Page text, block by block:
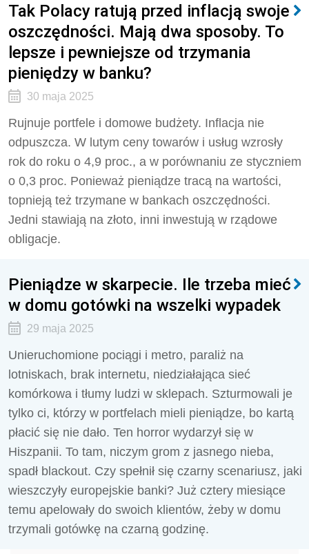
Tak Polacy ratują przed inflacją swoje
oszczędności. Mają dwa sposoby. To
lepsze i pewniejsze od trzymania
pieniędzy w banku?
30 maja 2025
Rujnuje portfele i domowe budżety. Inflacja nie
odpuszcza. W lutym ceny towarów i usług wzrosły
rok do roku o 4,9 proc., a w porównaniu ze styczniem
o 0,3 proc. Ponieważ pieniądze tracą na wartości,
topnieją też trzymane w bankach oszczędności.
Jedni stawiają na złoto, inni inwestują w rządowe
obligacje.
Pieniądze w skarpecie. Ile trzeba mieć
w domu gotówki na wszelki wypadek
29 maja 2025
Unieruchomione pociągi i metro, paraliż na
lotniskach, brak internetu, niedziałająca sieć
komórkowa i tłumy ludzi w sklepach. Szturmowali je
tylko ci, którzy w portfelach mieli pieniądze, bo kartą
płacić się nie dało. Ten horror wydarzył się w
Hiszpanii. To tam, niczym grom z jasnego nieba,
spadł blackout. Czy spełnił się czarny scenariusz, jaki
wieszczyły europejskie banki? Już cztery miesiące
temu apelowały do swoich klientów, żeby w domu
trzymali gotówkę na czarną godzinę.